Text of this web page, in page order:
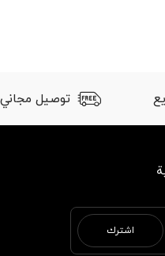
توصيل مجاني
اشترك